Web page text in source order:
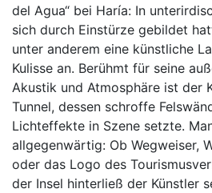
del Agua“ bei Haría: In
sich durch Einstürze gebildet
unter anderem eine künstliche
Kulisse an. Berühmt für seine
Akustik und Atmosphäre ist der
Tunnel, dessen schroffe
Lichteffekte in Szene setzte.
allgegenwärtig: Ob Wegweiser,
oder das Logo des
der Insel hinterließ der Künstler